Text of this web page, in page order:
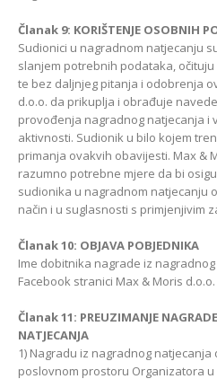
Članak 9: KORIŠTENJE OSOBNIH
Sudionici u nagradnom natjecanju
slanjem potrebnih podataka,
te bez daljnjeg pitanja i odobrenja
d.o.o. da prikuplja i obrađuje
provođenja nagradnog natjecanja i
aktivnosti. Sudionik u bilo kojem
primanja ovakvih obavijesti. Max &
razumno potrebne mjere da bi
sudionika u nagradnom natjecanju
način i u suglasnosti s primjenjivim
Članak 10: OBJAVA POBJEDNIKA
Ime dobitnika nagrade iz
Facebook stranici Max & Moris d.o.o.
Članak 11: PREUZIMANJE
NATJECANJA
1) Nagradu iz nagradnog
poslovnom prostoru Organizatora